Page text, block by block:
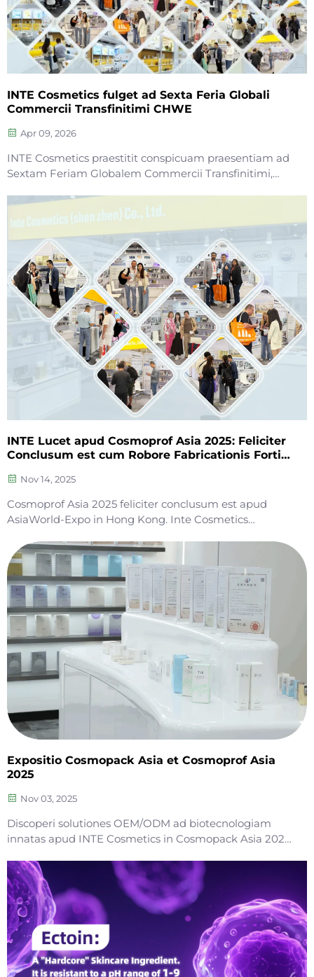
INTE Cosmetics fulget ad Sexta Feria Globali
Commercii Transfinitimi CHWE
Apr 09, 2026
INTE Cosmetics praestitit conspicuam praesentiam ad
Sextam Feriam Globalem Commercii Transfinitimi,
et professionales nostros servitios OEM/ODM. Cum
profunda peritia in compositione pro cura cutis,
exhibuimus recens...
INTE Lucet apud Cosmoprof Asia 2025: Feliciter
Conclusum est cum Robore Fabricationis Forti
Nov 14, 2025
Cosmoprof Asia 2025 feliciter conclusum est apud
AsiaWorld-Expo in Hong Kong. Inte Cosmetics
productorum in Stallo 10-J04 ostendit, multam
attentionem e partis clientium globalium B2B
attrahens sua firma fabricatione et...
Expositio Cosmopack Asia et Cosmoprof Asia
2025
Nov 03, 2025
Discoperi solutiones OEM/ODM ad biotecnologiam
innatas apud INTE Cosmetics in Cosmopack Asia 2025.
novissimi generis, muneribus plenae catenae, et
collaboratione perita. Agenda hodie conventum!